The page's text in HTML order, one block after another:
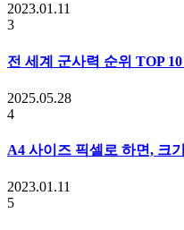
2023.01.11
3
전 세계 군사력 순위 TOP 10
2025.05.28
4
A4 사이즈 픽셀로 하면, 크
2023.01.11
5